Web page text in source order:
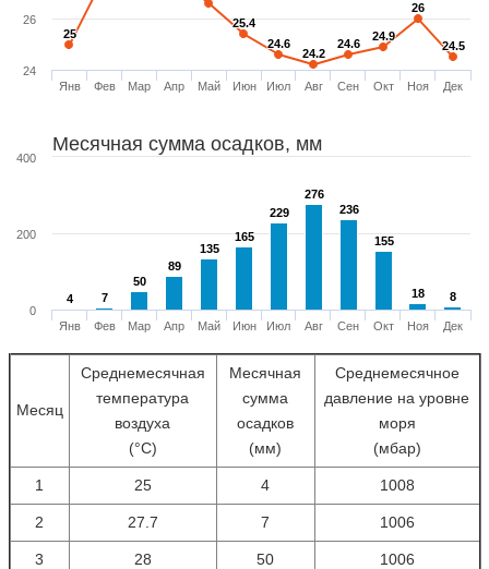
25
25
25.4
25.4
24.6
24.6
24.2
24.2
24.6
24.6
24.9
24.9
26
26
24.5
24.5
Янв Фев Мар Апр Май Июн Июл Авг Сен Окт Ноя Дек
24
26
Месячная сумма осадков, мм
4
4 7
7
50
50
89
89
135
135
165
165
229
229
276
276
236
236
155
155
18
18 8
8
Янв Фев Мар Апр Май Июн Июл Авг Сен Окт Ноя Дек
0
200
400
Месяц
Среднемесячная
температура
воздуха
(°С)
Месячная
сумма
осадков
(мм)
Среднемесячное
давление на уровне
моря
(мбар)
1 25 4 1008
2 27.7 7 1006
3 28 50 1006